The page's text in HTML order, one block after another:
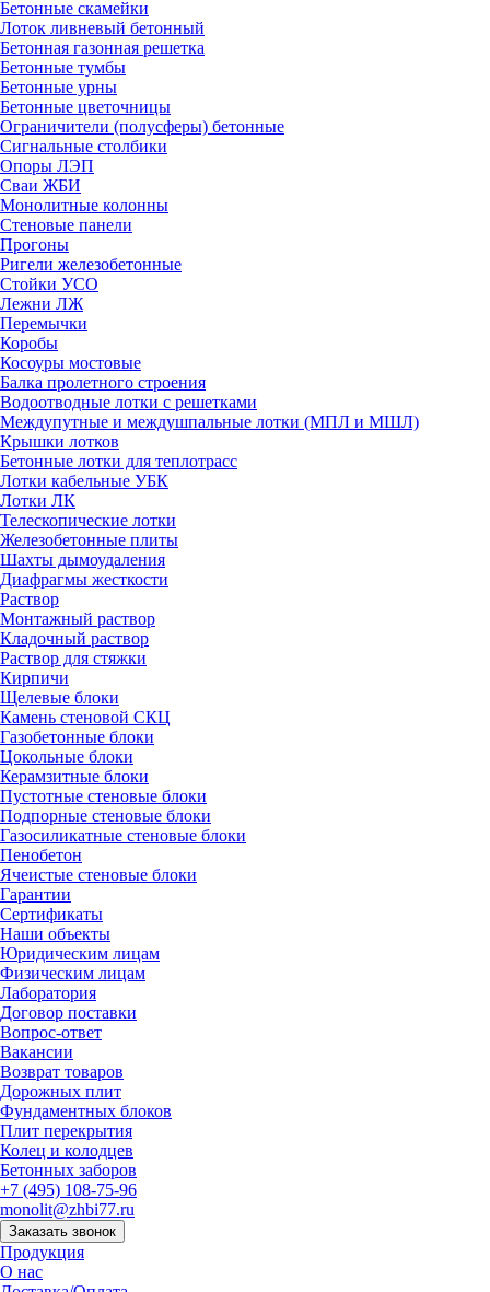
Бетонные скамейки
Лоток ливневый бетонный
Бетонная газонная решетка
Бетонные тумбы
Бетонные урны
Бетонные цветочницы
Ограничители (полусферы) бетонные
Сигнальные столбики
Опоры ЛЭП
Сваи ЖБИ
Монолитные колонны
Стеновые панели
Прогоны
Ригели железобетонные
Стойки УСО
Лежни ЛЖ
Перемычки
Коробы
Косоуры мостовые
Балка пролетного строения
Водоотводные лотки с решетками
Междупутные и междушпальные лотки (МПЛ и МШЛ)
Крышки лотков
Бетонные лотки для теплотрасс
Лотки кабельные УБК
Лотки ЛК
Телескопические лотки
Железобетонные плиты
Шахты дымоудаления
Диафрагмы жесткости
Раствор
Монтажный раствор
Кладочный раствор
Раствор для стяжки
Кирпичи
Щелевые блоки
Камень стеновой СКЦ
Газобетонные блоки
Цокольные блоки
Керамзитные блоки
Пустотные стеновые блоки
Подпорные стеновые блоки
Газосиликатные стеновые блоки
Пенобетон
Ячеистые стеновые блоки
Гарантии
Сертификаты
Наши объекты
Юридическим лицам
Физическим лицам
Лаборатория
Договор поставки
Вопрос-ответ
Вакансии
Возврат товаров
Дорожных плит
Фундаментных блоков
Плит перекрытия
Колец и колодцев
Бетонных заборов
+7 (495) 108-75-96
monolit@zhbi77.ru
Заказать звонок
Продукция
О нас